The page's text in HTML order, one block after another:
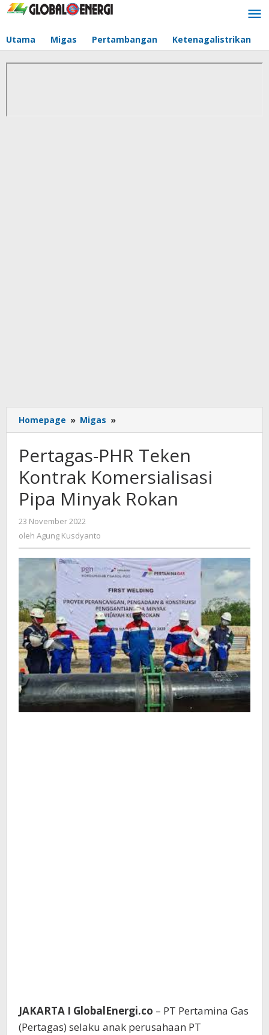
Lewati
Utama Migas Pertambangan Ketenagalistrikan
Homepage » Migas »
PHR
Kontrak
Komersialisasi
Pipa
Minyak
Rokan
Pertagas-PHR Teken
Kontrak Komersialisasi
Pipa Minyak Rokan
23 November 2022
Agung
oleh Agung Kusdyanto
JAKARTA I GlobalEnergi.co – PT Pertamina Gas
(Pertagas) selaku anak perusahaan PT